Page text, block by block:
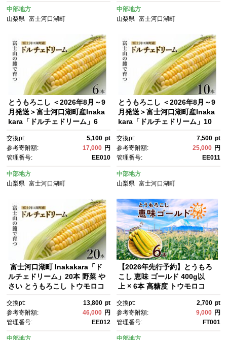
産 地元特産品 産地直送 新鮮地
元味覚 伝統食品 日本食材 食卓
彩り お取り寄せ グルメギフ
中部地方
山梨県
富士河口湖町
産 地元特産品 産地直送 新鮮地
元味覚 伝統食品 日本食材 食卓
彩り お取り寄せ グルメギフ
中部地方
山梨県 富士河口湖町
とうもろこし ＜2026年8月～9
月発送＞富士河口湖町産Inaka
kara「ドルチェドリーム」6
ウモロコシ コーン 先行予約 ド
ルチェドリーム 地元産 新鮮 コ
ーン 夏野菜 農産物 国産
交換pt: 5,100 pt
参考寄附額:
17,000 円
管理番号:
EE010
中部地方
山梨県
富士河口湖町
とうもろこし ＜2026年8月～9
月発送＞富士河口湖町産Inaka
kara「ドルチェドリーム」10
ウモロコシ コーン 先行予約 ド
ルチェドリーム 地元産 新鮮 コ
ーン 夏野菜 農産物 国産
交換pt: 7,500 pt
参考寄附額:
25,000 円
管理番号:
EE011
中部地方
山梨県 富士河口湖町
富士河口湖町 Inakakara「ド
ルチェドリーム」20本 野菜 や
さい とうもろこし トウモロコ
リーム 地元産 新鮮 コーン 夏
野菜 農産物 国産
交換pt: 13,800 pt
参考寄附額:
46,000 円
管理番号:
EE012
中部地方
【2026年先行予約】とうもろ
こし 恵味 ゴールド 400g以
上 × 6本 高糖度 トウモロコ
ローコーン 黄 夏野菜 甘い ジュ
ーシー 野菜 おやつ 旬 産地直
送 湖南野菜出荷組合 山梨県 富
士河口湖町
交換pt: 2,700 pt
参考寄附額:
9,000 円
管理番号:
FT001
中部地方